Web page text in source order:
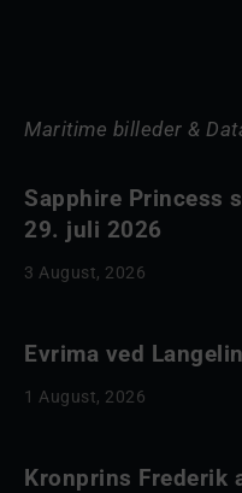
Maritime billeder &
Sapphire Princess
29. juli 2026
3 August, 2026
Evrima ved
1 August, 2026
Kronprins Frederik